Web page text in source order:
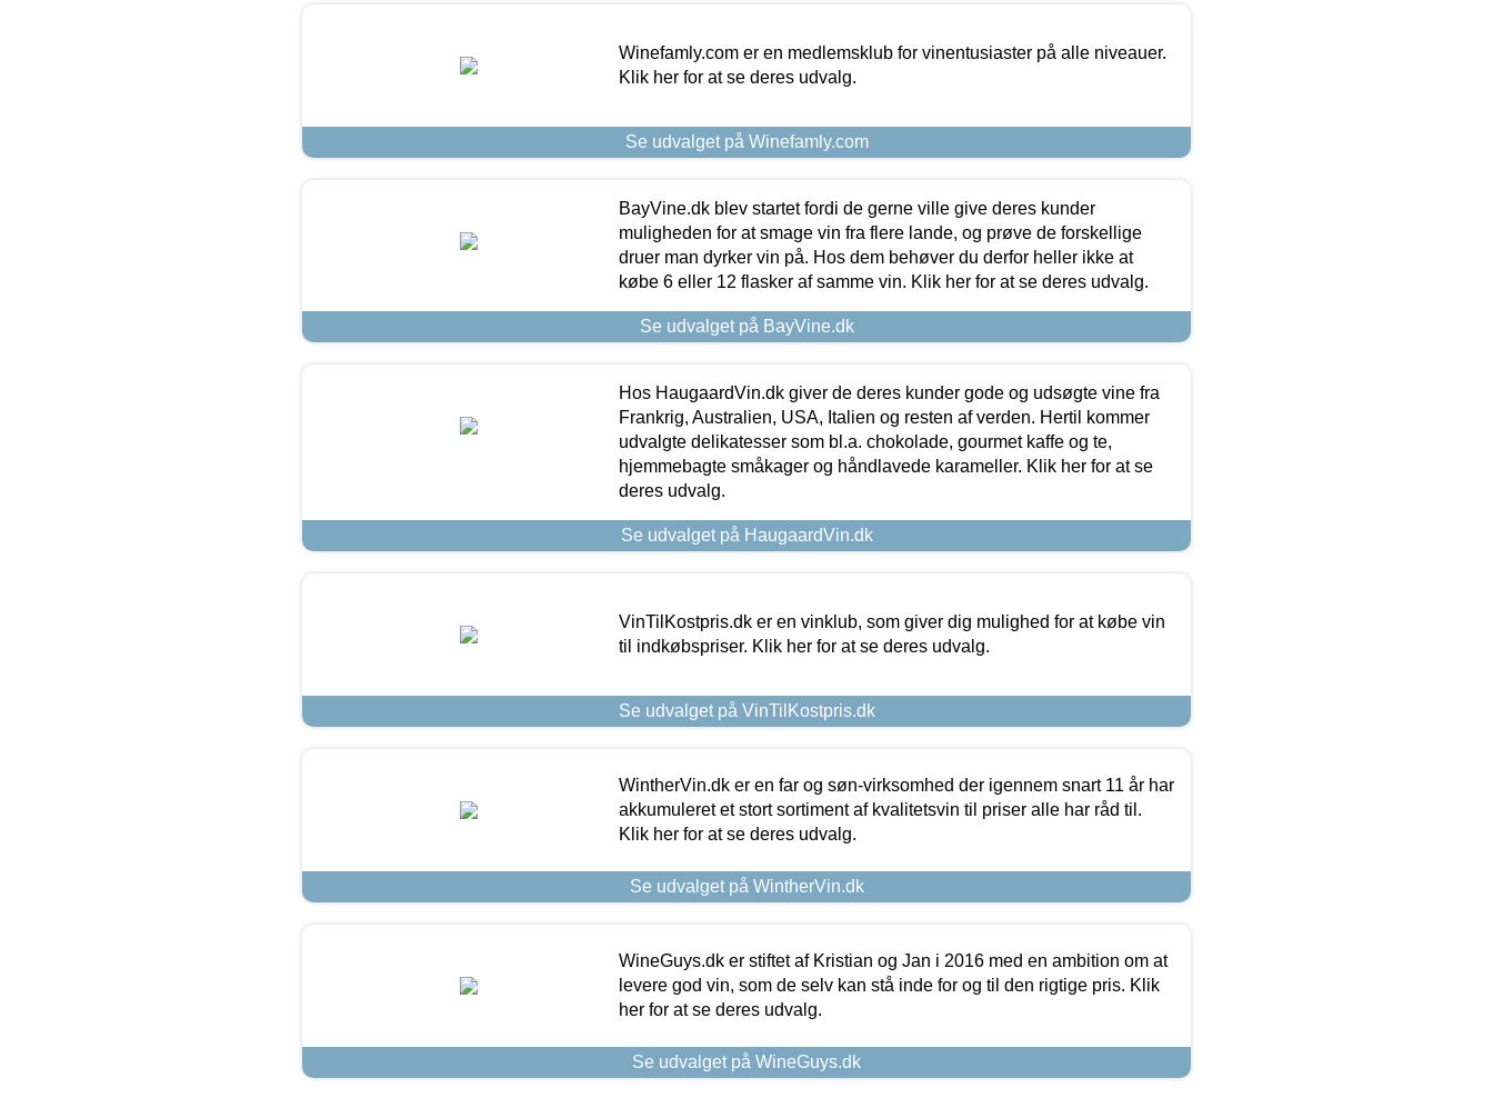
Winefamly.com er en medlemsklub for vinentusiaster på alle niveauer.
Klik her for at se deres udvalg.
Se udvalget på Winefamly.com
BayVine.dk blev startet fordi de gerne ville give deres kunder
muligheden for at smage vin fra flere lande, og prøve de forskellige
druer man dyrker vin på. Hos dem behøver du derfor heller ikke at
købe 6 eller 12 flasker af samme vin. Klik her for at se deres udvalg.
Se udvalget på BayVine.dk
Hos HaugaardVin.dk giver de deres kunder gode og udsøgte vine fra
Frankrig, Australien, USA, Italien og resten af verden. Hertil kommer
udvalgte delikatesser som bl.a. chokolade, gourmet kaffe og te,
hjemmebagte småkager og håndlavede karameller. Klik her for at se
deres udvalg.
Se udvalget på HaugaardVin.dk
VinTilKostpris.dk er en vinklub, som giver dig mulighed for at købe vin
til indkøbspriser. Klik her for at se deres udvalg.
Se udvalget på VinTilKostpris.dk
WintherVin.dk er en far og søn-virksomhed der igennem snart 11 år har
akkumuleret et stort sortiment af kvalitetsvin til priser alle har råd til.
Klik her for at se deres udvalg.
Se udvalget på WintherVin.dk
WineGuys.dk er stiftet af Kristian og Jan i 2016 med en ambition om at
levere god vin, som de selv kan stå inde for og til den rigtige pris. Klik
her for at se deres udvalg.
Se udvalget på WineGuys.dk